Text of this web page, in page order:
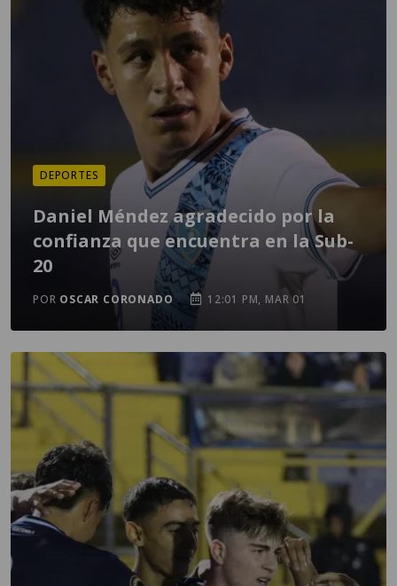
DEPORTES
Daniel Méndez agradecido por la
confianza que encuentra en la Sub-
20
POR OSCAR CORONADO 12:01 PM, MAR 01